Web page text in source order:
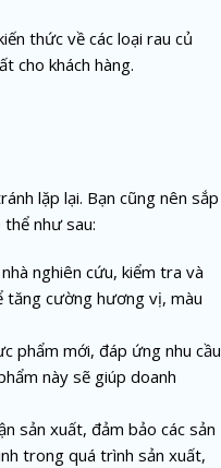
thức về các loại rau củ
cho khách hàng.
lặp lại. Bạn cũng nên sắp
như sau:
nghiên cứu, kiểm tra và
tăng cường hương vị, màu
phẩm mới, đáp ứng nhu cầu
này sẽ giúp doanh
sản xuất, đảm bảo các sản
trong quá trình sản xuất,